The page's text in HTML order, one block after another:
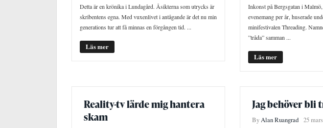
Detta är en krönika i Lundagård. Åsikterna som utrycks är
skribentens egna. Med vuxenlivet i antågande är det nu min
generations tur att få minnas en förgången tid. ...
Läs mer
Inkonst på Bergsgatan i
evenemang per år, huserade
minifestivalen Threading.
”tråda” samman ...
Läs mer
Reality-tv lärde mig hantera
skam
Jag behöver bli
ByAlan Ruangrad 25